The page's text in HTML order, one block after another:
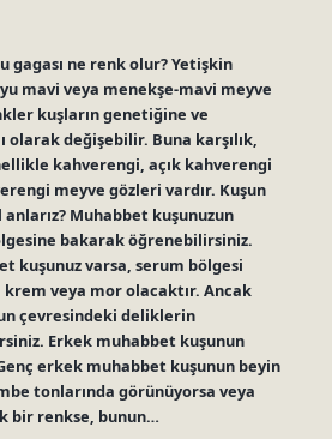
gagası ne renk olur? Yetişkin
mavi veya menekşe-mavi meyve
kuşların genetiğine ve
olarak değişebilir. Buna karşılık,
kahverengi, açık kahverengi
meyve gözleri vardır. Kuşun
Muhabbet kuşunuzun
bakarak öğrenebilirsiniz.
kuşunuz varsa, serum bölgesi
​​veya mor olacaktır. Ancak
çevresindeki deliklerin
Erkek muhabbet kuşunun
erkek muhabbet kuşunun beyin
tonlarında görünüyorsa veya
bir renkse, bunun…